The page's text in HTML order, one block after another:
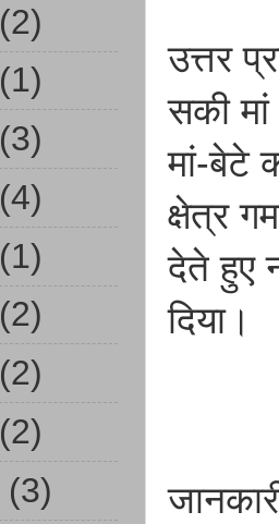
उत्तर
सकी
मां-बेटे
क्षेत्र
देते हुए
दिया।
(2)
(1)
(3)
(4)
(1)
(2)
(2)
(2)
(3)